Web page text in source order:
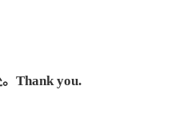
Thank you.